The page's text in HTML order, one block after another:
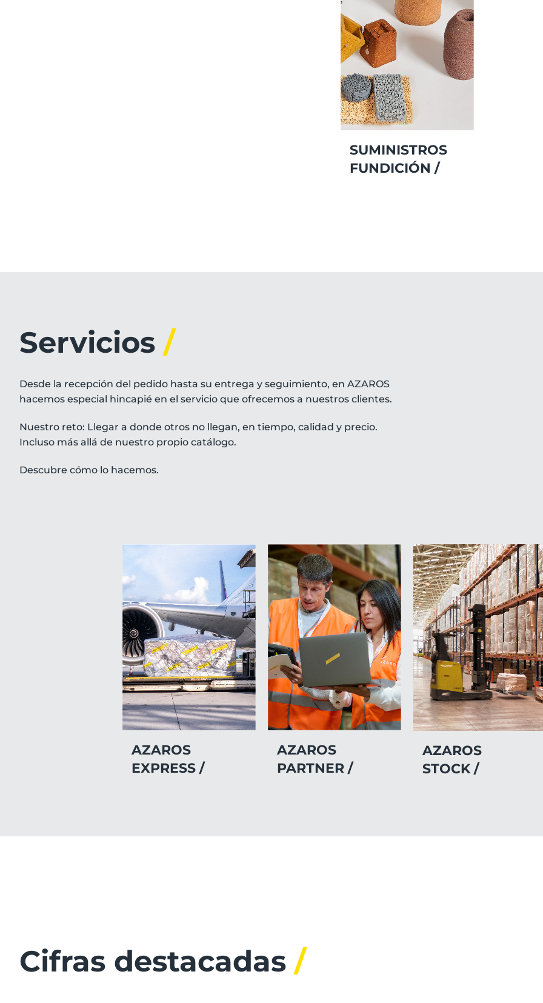
SUMINISTROS
FUNDICIÓN /
Servicios /
Desde la recepción del pedido hasta su entrega y seguimiento, en AZAROS
hacemos especial hincapié en el servicio que ofrecemos a nuestros clientes.
Nuestro reto: Llegar a donde otros no llegan, en tiempo, calidad y precio.
Incluso más allá de nuestro propio catálogo.
Descubre cómo lo hacemos.
AZAROS
EXPRESS /
AZAROS
PARTNER /
AZAROS
STOCK /
Cifras destacadas /